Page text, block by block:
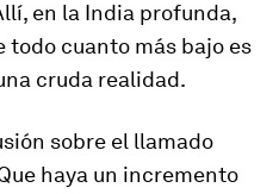
en la India profunda,
todo cuanto más bajo es
cruda realidad.
sobre el llamado
haya un incremento